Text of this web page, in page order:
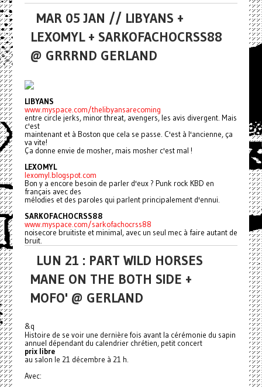
MAR 05 JAN // LIBYANS +
LEXOMYL + SARKOFACHOCRSS88
@ GRRRND GERLAND
LIBYANS
www.myspace.com/thelibyansarecoming
entre circle jerks, minor threat, avengers, les avis divergent. Mais
c'est
maintenant et à Boston que cela se passe. C'est à l'ancienne, ça
va vite!
Ça donne envie de mosher, mais mosher c'est mal !
LEXOMYL
lexomyl.blogspot.com
Bon y a encore besoin de parler d'eux ? Punk rock KBD en
français avec des
mélodies et des paroles qui parlent principalement d'ennui.
SARKOFACHOCRSS88
www.myspace.com/sarkofachocrss88
noisecore bruitiste et minimal, avec un seul mec à faire autant de
bruit.
LUN 21 : PART WILD HORSES
MANE ON THE BOTH SIDE +
MOFO' @ GERLAND
&q
Histoire de se voir une dernière fois avant la cérémonie du sapin
annuel dépendant du calendrier chrétien, petit concert
prix libre
au salon le 21 décembre à 21 h.
Avec: